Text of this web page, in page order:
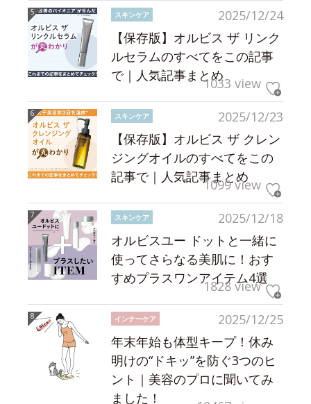
2025/12/24
スキンケア
【保存版】オルビス ザ リンク
ルセラムのすべてをこの記事
で｜人気記事まとめ1033 view
2025/12/23
スキンケア
【保存版】オルビス ザ クレン
ジングオイルのすべてをこの
記事で｜人気記事まとめ
1099 view
2025/12/18
スキンケア
オルビスユー ドットと一緒に
使ってさらなる美肌に！おす
すめプラスワンアイテム4選
1828 view
2025/12/25
インナーケア
年末年始も体型キープ！休み
明けの“ドキッ”を防ぐ3つのヒ
ント｜美容のプロに聞いてみ
ました！